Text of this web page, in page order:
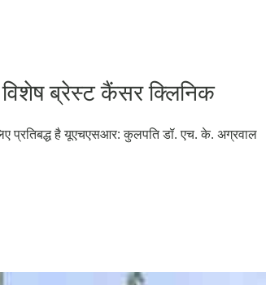
ब्रेस्ट कैंसर क्लिनिक
प्रतिबद्ध है यूएचएसआर: कुलपति डॉ. एच. के. अग्रवाल